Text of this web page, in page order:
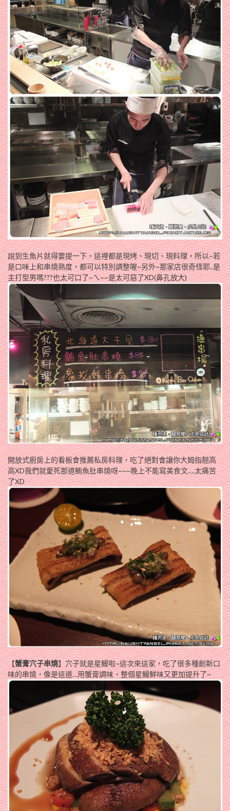
說到生魚片就得要提一下，這裡都是現烤、現切、現料理，所以~若
是口味上和串燒熟度，都可以特別調整喔~另外~那家店很奇怪耶..是
主打型男嗎???也太可口了~ㄟ~~是太可惡了XD(鼻孔放大)
開放式廚房上的看板會推薦私房料理，吃了絕對會讓你大姆指翹高
高XD我們就愛死那道鮪魚肚串燒呀~~~晚上不能寫美食文….太痛苦
了XD
【蟹膏穴子串燒】穴子就是星鰻啦~這次來這家，吃了很多種創新口
味的串燒，像是這道…用蟹膏調味，整個星鰻鮮味又更加提升了~